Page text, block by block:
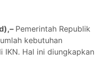
Pemerintah Republik
kebutuhan
IKN. Hal ini diungkapkan